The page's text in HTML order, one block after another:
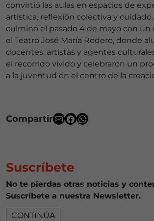
convirtió las aulas en espacios de
artística, reflexión colectiva y
culminó el pasado 4 de mayo con
el Teatro José María Rodero, donde
docentes, artistas y agentes
el recorrido vivido y celebraron un
a la juventud en el centro de la
Compartir
Suscríbete
No te pierdas otras noticias y
Suscríbete a nuestra Newsletter.
CONTINÚA